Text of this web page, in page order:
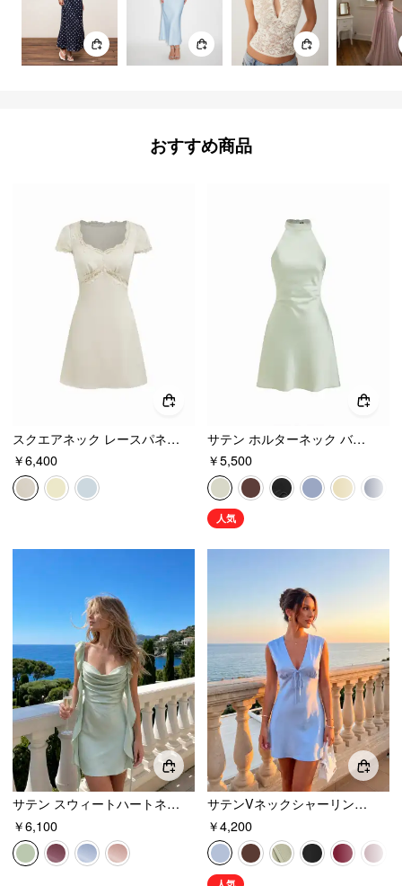
おすすめ商品
スクエアネック レースパネル スリップ風 ドローストリング ミニドレス
￥6,400
サテン ホルターネック バックレス ボウノット Aライン ミニドレス
￥5,500
人気
サテン スウィートハートネック ラッフルヘム バックレス ミニワンピース
￥6,100
サテンVネックシャーリング結びネクタイバックミニドレス
￥4,200